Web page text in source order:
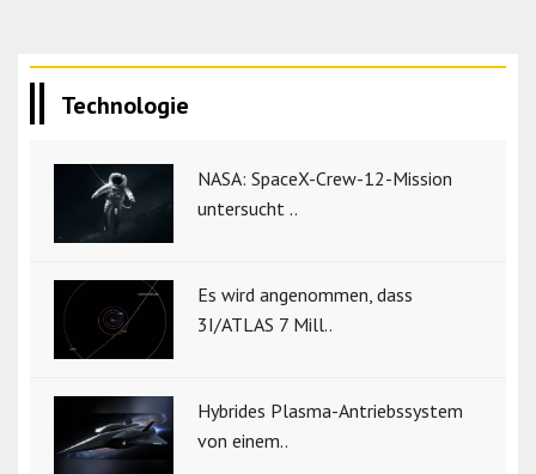
Technologie
NASA: SpaceX-Crew-12-Mission
untersucht ..
Es wird angenommen, dass
3I/ATLAS 7 Mill..
Hybrides Plasma-Antriebssystem
von einem..